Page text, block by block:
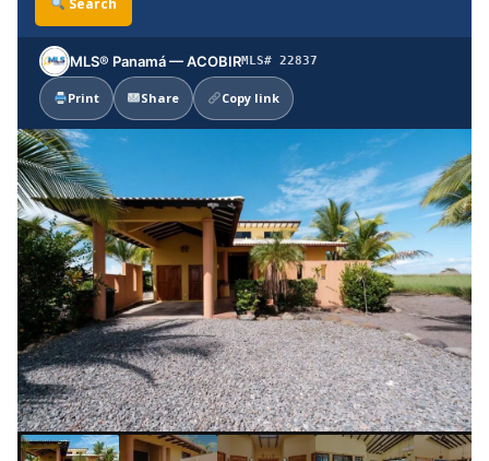
MLS® Panamá — ACOBIRMLS# 22837
Print Share Copy link